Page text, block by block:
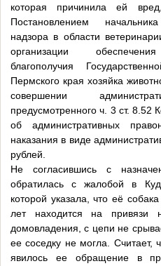
которая причинила ей
Постановлением
надзора в области
организации обеспечения
благополучия
Пермского края хозяйка
совершении
предусмотренного ч. 3 ст. 8.52
об административных
наказания в виде
рублей.
Не согласившись с
обратилась с жалобой в
которой указала, что её
лет находится на привязи
домовладения, с цепи не
ее соседку не могла. Считает,
явилось ее обращение в